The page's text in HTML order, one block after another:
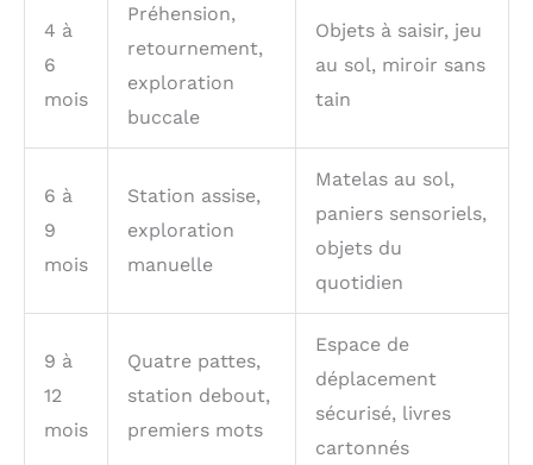
4 à
6
mois
Préhension,
retournement,
exploration
buccale
Objets à saisir, jeu
au sol, miroir sans
tain
6 à
9
mois
Station assise,
exploration
manuelle
Matelas au sol,
paniers sensoriels,
objets du
quotidien
9 à
12
mois
Quatre pattes,
station debout,
premiers mots
Espace de
déplacement
sécurisé, livres
cartonnés